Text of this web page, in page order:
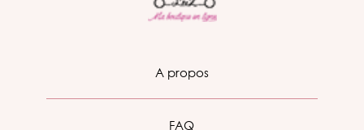
A propos
FAQ